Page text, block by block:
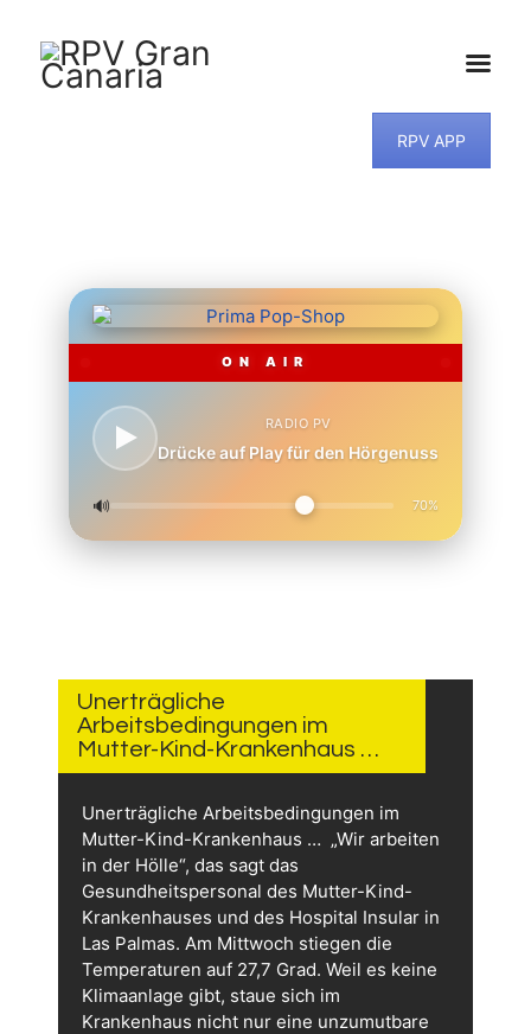
RPV APP
ON AIR
RADIO PV
Drücke auf Play für den Hörgenuss
🔊 70%
MUSIKWUNSCH
Unerträgliche
Arbeitsbedingungen im
Mutter-Kind-Krankenhaus …
Unerträgliche Arbeitsbedingungen im
Mutter-Kind-Krankenhaus … „Wir arbeiten
in der Hölle“, das sagt das
Gesundheitspersonal des Mutter-Kind-
Krankenhauses und des Hospital Insular in
Las Palmas. Am Mittwoch stiegen die
Temperaturen auf 27,7 Grad. Weil es keine
Klimaanlage gibt, staue sich im
Krankenhaus nicht nur eine unzumutbare